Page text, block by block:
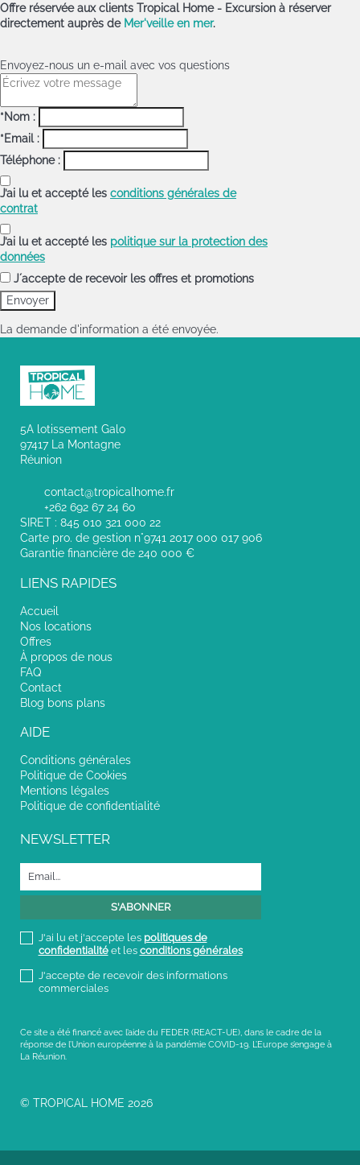
Offre réservée aux clients Tropical Home - Excursion à réserver
directement auprès de Mer'veille en mer.
Envoyez-nous un e-mail avec vos questions
*Nom :
*Email :
Téléphone :
J’ai lu et accepté les conditions générales de
contrat
J’ai lu et accepté les politique sur la protection des
données
J´accepte de recevoir les offres et promotions
La demande d'information a été envoyée.
5A lotissement Galo
97417 La Montagne
Réunion
contact@tropicalhome.fr
+262 692 67 24 60
SIRET : 845 010 321 000 22
Carte pro. de gestion n°9741 2017 000 017 906
Garantie financière de 240 000 €
LIENS RAPIDES
Accueil
Nos locations
Offres
À propos de nous
FAQ
Contact
Blog bons plans
AIDE
Conditions générales
Politique de Cookies
Mentions légales
Politique de confidentialité
NEWSLETTER
J'ai lu et j'accepte les politiques de
confidentialitéet les conditions générales
J'accepte de recevoir des informations
commerciales
Ce site a été financé avec l’aide du FEDER (REACT-UE), dans le cadre de la
réponse de l’Union européenne à la pandémie COVID-19. L’Europe s’engage à
La Réunion.
© TROPICAL HOME 2026